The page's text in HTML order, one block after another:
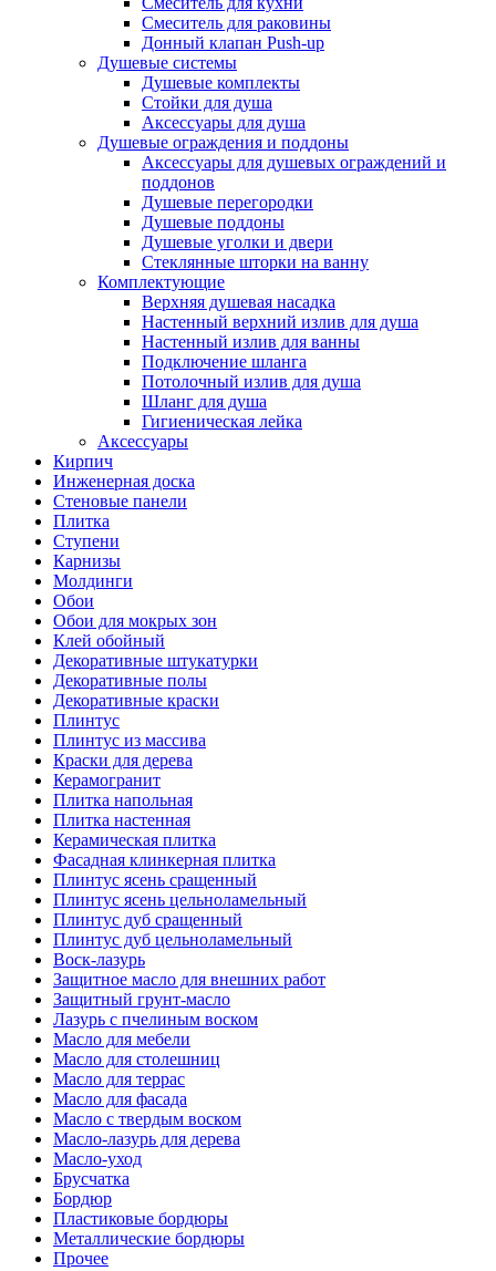
Смеситель для раковины
Донный клапан Push-up
Душевые системы
Душевые комплекты
Стойки для душа
Аксессуары для душа
Душевые ограждения и поддоны
Аксессуары для душевых ограждений и
поддонов
Душевые перегородки
Душевые поддоны
Душевые уголки и двери
Стеклянные шторки на ванну
Комплектующие
Верхняя душевая насадка
Настенный верхний излив для душа
Настенный излив для ванны
Подключение шланга
Потолочный излив для душа
Шланг для душа
Гигиеническая лейка
Аксессуары
Кирпич
Инженерная доска
Стеновые панели
Плитка
Ступени
Карнизы
Молдинги
Обои
Обои для мокрых зон
Клей обойный
Декоративные штукатурки
Декоративные полы
Декоративные краски
Плинтус
Плинтус из массива
Краски для дерева
Керамогранит
Плитка напольная
Плитка настенная
Керамическая плитка
Фасадная клинкерная плитка
Плинтус ясень сращенный
Плинтус ясень цельноламельный
Плинтус дуб сращенный
Плинтус дуб цельноламельный
Воск-лазурь
Защитное масло для внешних работ
Защитный грунт-масло
Лазурь с пчелиным воском
Масло для мебели
Масло для столешниц
Масло для террас
Масло для фасада
Масло с твердым воском
Масло-лазурь для дерева
Масло-уход
Брусчатка
Бордюр
Пластиковые бордюры
Металлические бордюры
Прочее